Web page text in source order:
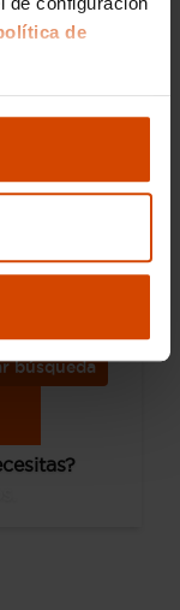
de
Alcorcón
búsqueda